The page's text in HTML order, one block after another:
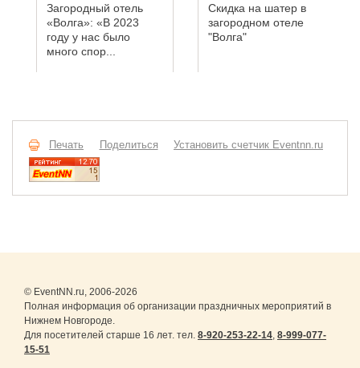
Загородный отель
«Волга»: «В 2023
году у нас было
много спор...
Скидка на шатер в
загородном отеле
"Волга"
Печать Поделиться Установить счетчик Eventnn.ru
© EventNN.ru, 2006-2026
Полная информация об организации праздничных мероприятий в
Нижнем Новгороде.
Для посетителей старше 16 лет. тел. 8-920-253-22-14 8-999-077-
15-51